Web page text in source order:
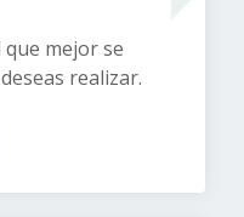
mejor se
realizar.